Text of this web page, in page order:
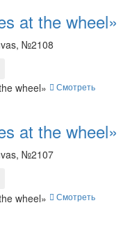
at the wheel»
№2108
Смотреть
at the wheel»
№2107
Смотреть